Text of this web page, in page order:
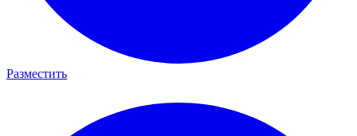
Разместить